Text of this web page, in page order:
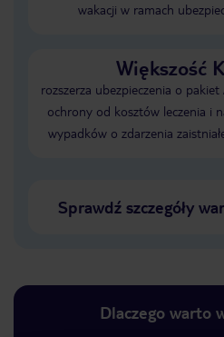
wakacji w ramach
Większość
rozszerza ubezpieczenia o
ochrony od kosztów leczenia i
wypadków o zdarzenia
Sprawdź szczegóły
Dlaczego warto